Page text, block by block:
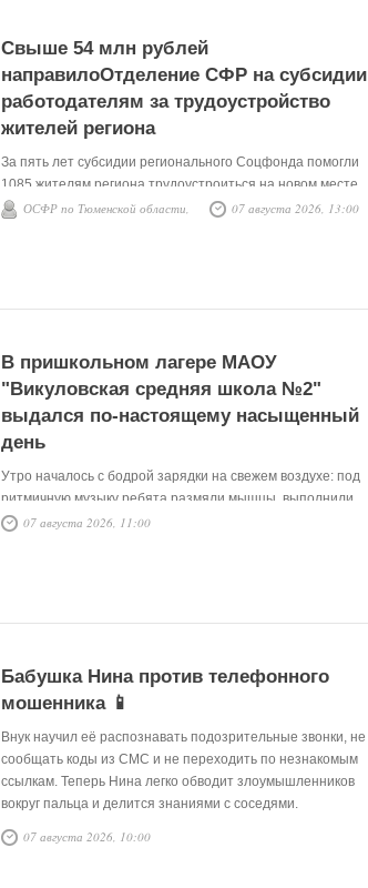
Свыше 54 млн рублей
направилоОтделение СФР на субсидии
работодателям за трудоустройство
жителей региона
За пять лет субсидии регионального Соцфонда помогли
1085 жителям региона трудоустроиться на новом месте.
Всего на соответствующие цели работодателям было
ОСФР по Тюменской области, 07 августа 2026, 13:00
В пришкольном лагере МАОУ
"Викуловская средняя школа №2"
выдался по-настоящему насыщенный
день
Утро началось с бодрой зарядки на свежем воздухе: под
ритмичную музыку ребята размяли мышцы, выполнили
упражнения на координацию и гибкость, зарядившись
07 августа 2026, 11:00
Бабушка Нина против телефонного
мошенника 📱
Внук научил её распознавать подозрительные звонки, не
сообщать коды из СМС и не переходить по незнакомым
ссылкам. Теперь Нина легко обводит злоумышленников
вокруг пальца и делится знаниями с соседями.
07 августа 2026, 10:00